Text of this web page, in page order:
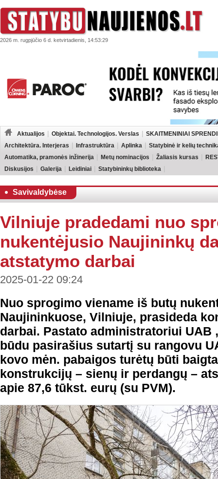
2026 m. rugpjūčio 6 d. ketvirtadienis, 14:53:29
Aktualijos Objektai. Technologijos. Verslas
SKAITMENINIAI
Architektūra. Interjeras
Infrastruktūra Aplinka
Statybinė ir kelių
Automatika, pramonės inžinerija
Metų nominacijos Žaliasis kursas
Diskusijos
Galerija Leidiniai Statybininkų biblioteka
Savivaldybėse
Vilniuje pradedami nuo
nukentėjusio Naujininkų
atstatymo darbai
2025-01-22 09:24
Nuo sprogimo viename iš butų
Naujininkuose, Vilniuje, prasideda
darbai. Pastato administratoriui UAB
būdu pasirašius sutartį su rangovu
kovo mėn. pabaigos turėtų būti
konstrukcijų – sienų ir perdangų –
apie 87,6 tūkst. eurų (su PVM).